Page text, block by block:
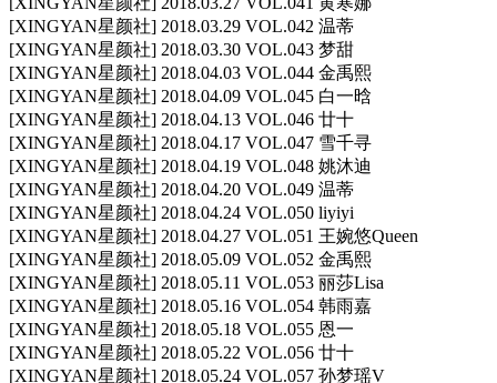
[XINGYAN星颜社] 2018.03.29 VOL.042 温蒂
[XINGYAN星颜社] 2018.03.30 VOL.043 梦甜
[XINGYAN星颜社] 2018.04.03 VOL.044 金禹熙
[XINGYAN星颜社] 2018.04.09 VOL.045 白一晗
[XINGYAN星颜社] 2018.04.13 VOL.046 廿十
[XINGYAN星颜社] 2018.04.17 VOL.047 雪千寻
[XINGYAN星颜社] 2018.04.19 VOL.048 姚沐迪
[XINGYAN星颜社] 2018.04.20 VOL.049 温蒂
[XINGYAN星颜社] 2018.04.24 VOL.050 liyiyi
[XINGYAN星颜社] 2018.04.27 VOL.051 王婉悠Queen
[XINGYAN星颜社] 2018.05.09 VOL.052 金禹熙
[XINGYAN星颜社] 2018.05.11 VOL.053 丽莎Lisa
[XINGYAN星颜社] 2018.05.16 VOL.054 韩雨嘉
[XINGYAN星颜社] 2018.05.18 VOL.055 恩一
[XINGYAN星颜社] 2018.05.22 VOL.056 廿十
[XINGYAN星颜社] 2018.05.24 VOL.057 孙梦瑶V